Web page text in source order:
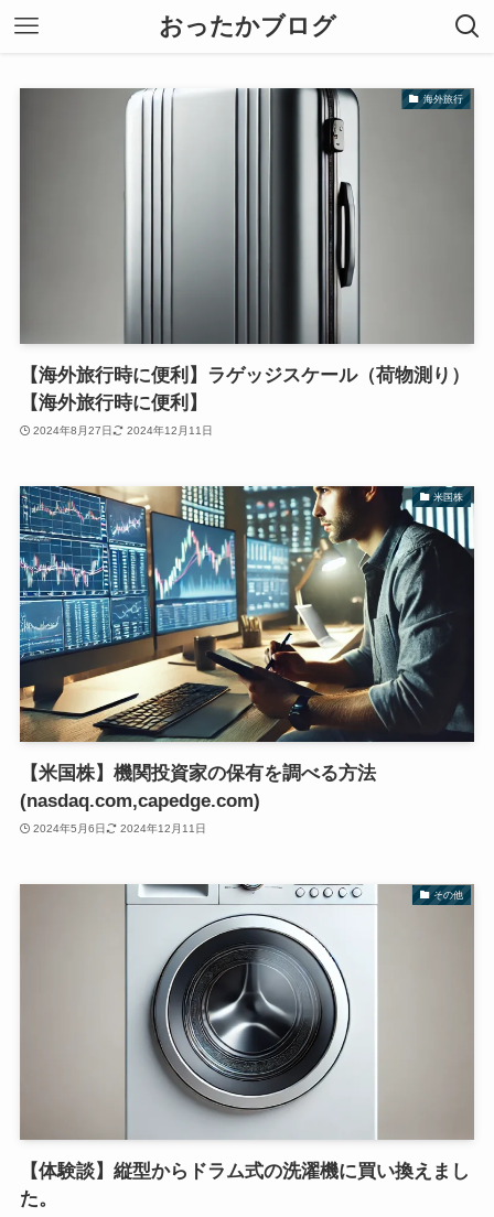
おったかブログ
海外旅行
【海外旅行時に便利】ラゲッジスケール（荷物測り）
【海外旅行時に便利】
2024年8月27日 2024年12月11日
米国株
【米国株】機関投資家の保有を調べる方法
(nasdaq.com,capedge.com)
2024年5月6日 2024年12月11日
その他
【体験談】縦型からドラム式の洗濯機に買い換えまし
た。